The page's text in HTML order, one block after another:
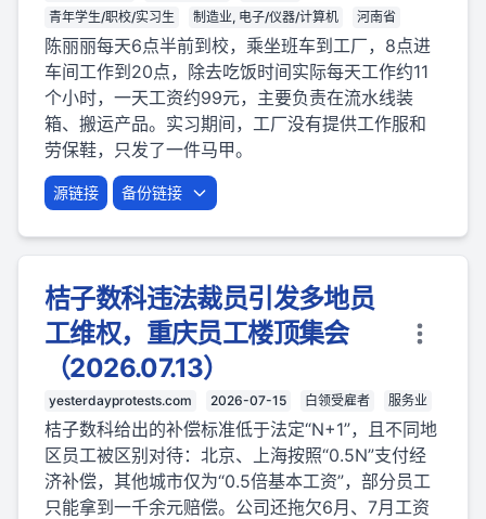
青年学生/职校/实习生
制造业, 电子/仪器/计算机 河南省
陈丽丽每天6点半前到校，乘坐班车到工厂，8点进
车间工作到20点，除去吃饭时间实际每天工作约11
个小时，一天工资约99元，主要负责在流水线装
箱、搬运产品。实习期间，工厂没有提供工作服和
劳保鞋，只发了一件马甲。
源链接 备份链接
桔子数科违法裁员引发多地员
工维权，重庆员工楼顶集会
（2026.07.13）
yesterdayprotests.com 2026-07-15 白领受雇者 服务业
桔子数科给出的补偿标准低于法定“N+1”，且不同地
区员工被区别对待：北京、上海按照“0.5N”支付经
济补偿，其他城市仅为“0.5倍基本工资”，部分员工
只能拿到一千余元赔偿。公司还拖欠6月、7月工资